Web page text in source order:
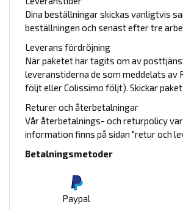
Dina beställningar skickas vanligtvis
beställningen och senast efter tre
Leverans fördröjning
När paketet har tagits om av
leveranstiderna de som meddelats av
följt eller Colissimo följt). Skickar
Returer och återbetalningar
Vår återbetalnings- och returpolicy
information finns på sidan "retur och
Betalningsmetoder
Paypal